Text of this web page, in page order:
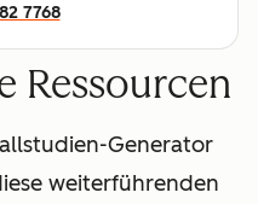
7768
Ressourcen
Generator
weiterführenden